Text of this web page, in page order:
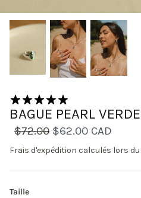
BAGUE PEARL VERDE
$72.00 $62.00 CAD
Frais d'expédition calculés lors
Taille